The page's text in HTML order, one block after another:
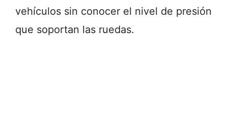
vehículos sin conocer el nivel de presión
que soportan las ruedas.